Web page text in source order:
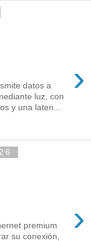
›
datos a
luz, con
y una laten...
›
premium
su conexión,